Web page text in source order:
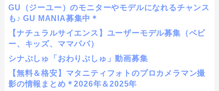
GU（ジーユー）のモニターやモデルになれるチャンス
も♪ GU MANIA募集中＊
【ナチュラルサイエンス】ユーザーモデル募集（ベビ
ー、キッズ、ママパパ）
シナぷしゅ「おわりぷしゅ」動画募集
【無料＆格安】マタニティフォトのプロカメラマン撮
影の情報まとめ＊2026年＆2025年